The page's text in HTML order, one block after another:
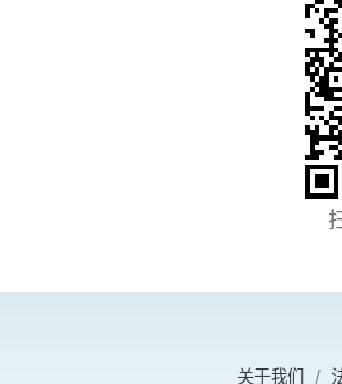
关于我们